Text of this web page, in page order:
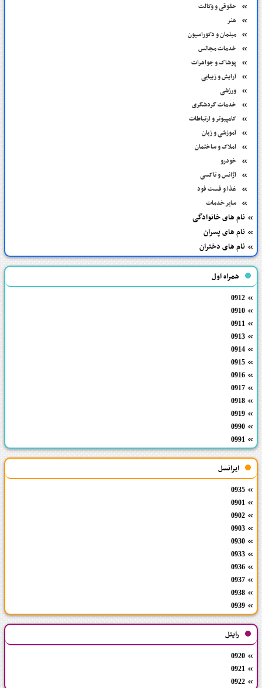
حقوقی و وکالت
هنر
مبلمان و دکوراسیون
خدمات مجالس
پوشاک و جواهرات
آرایش و زیبایی
ورزشی
خدمات گردشگری
کامپیوتر و ارتباطات
آموزشی و زبان
املاک و ساختمان
خودرو
آژانس و تاکسی
غذا و فست فود
سایر خدمات
نام های خانوادگی
نام های پسران
نام های دختران
همراه اول
0912
0910
0911
0913
0914
0915
0916
0917
0918
0919
0990
0991
ایرانسل
0935
0901
0902
0903
0930
0933
0936
0937
0938
0939
رایتل
0920
0921
0922